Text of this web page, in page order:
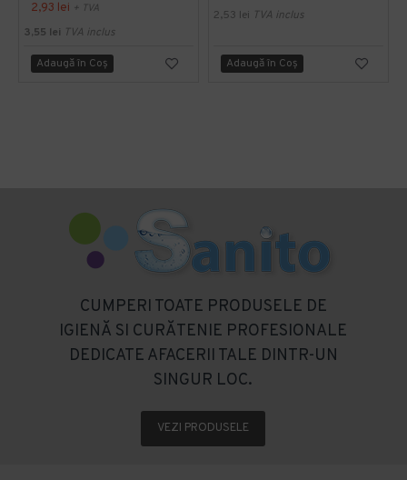
2,93 lei + TVA
3,55 lei TVA inclus
Adaugă în Coş
2,53 lei TVA inclus
Adaugă în Coş
CUMPERI TOATE PRODUSELE DE
IGIENĂ SI CURĂTENIE PROFESIONALE
DEDICATE AFACERII TALE DINTR-UN
SINGUR LOC.
VEZI PRODUSELE